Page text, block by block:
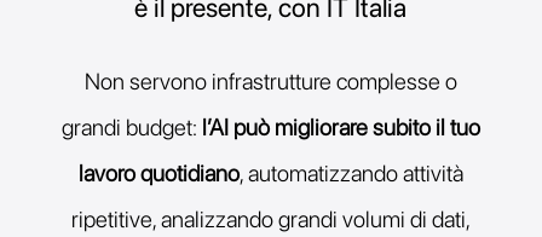
è il presente, con IT Italia
Non servono infrastrutture complesse o
grandi budget: l’AI può migliorare subito il tuo
lavoro quotidiano, automatizzando attività
ripetitive, analizzando grandi volumi di dati,